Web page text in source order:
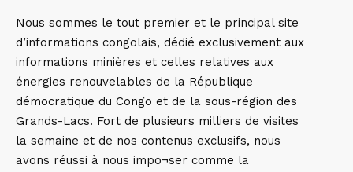
Nous sommes le tout premier et le principal site
d’informations congolais, dédié exclusivement aux
informations minières et celles relatives aux
énergies renouvelables de la République
démocratique du Congo et de la sous-région des
Grands-Lacs. Fort de plusieurs milliers de visites
la semaine et de nos contenus exclusifs, nous
avons réussi à nous impo¬ser comme la